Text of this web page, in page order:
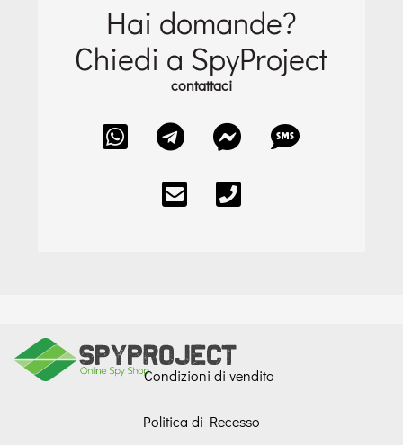
Hai domande?
Chiedi a SpyProject
contattaci
Condizioni di vendita
Politica di Recesso